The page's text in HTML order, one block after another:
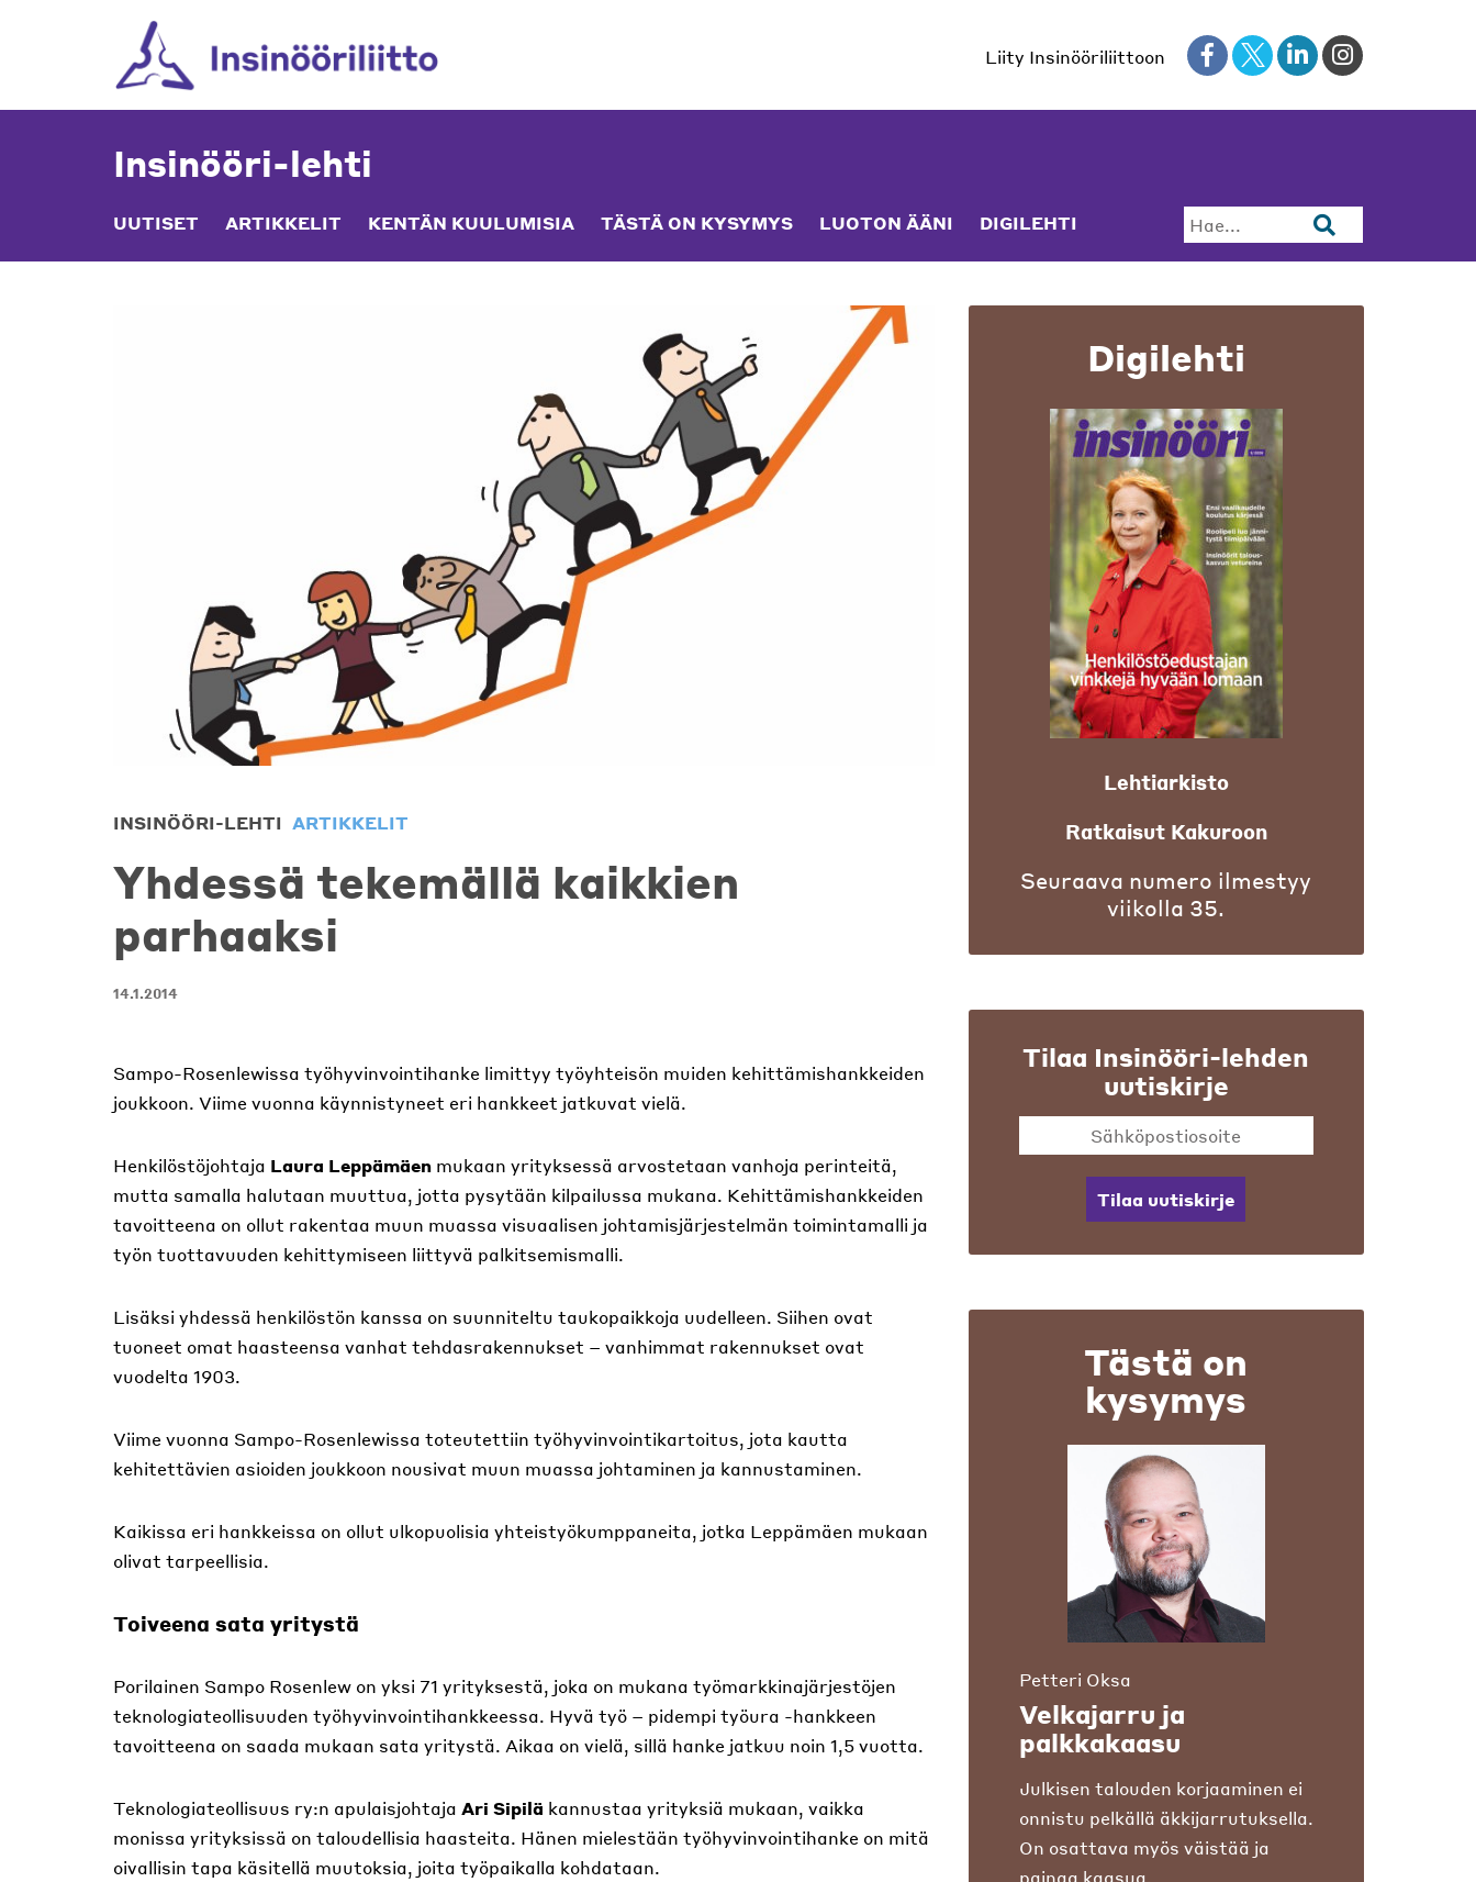
Liity Insinööriliittoon
Insinööri-lehti
UUTISET ARTIKKELIT KENTÄN KUULUMISIA TÄSTÄ ON KYSYMYS LUOTON ÄÄNI DIGILEHTI Hae...
INSINÖÖRI-LEHTI ARTIKKELIT
Yhdessä tekemällä kaikkien
parhaaksi
14.1.2014
Sampo-Rosenlewissa työhyvinvointihanke limittyy työyhteisön muiden kehittämishankkeiden
joukkoon. Viime vuonna käynnistyneet eri hankkeet jatkuvat vielä.
Henkilöstöjohtaja Laura Leppämäen mukaan yrityksessä arvostetaan vanhoja perinteitä,
mutta samalla halutaan muuttua, jotta pysytään kilpailussa mukana. Kehittämishankkeiden
tavoitteena on ollut rakentaa muun muassa visuaalisen johtamisjärjestelmän toimintamalli ja
työn tuottavuuden kehittymiseen liittyvä palkitsemismalli.
Lisäksi yhdessä henkilöstön kanssa on suunniteltu taukopaikkoja uudelleen. Siihen ovat
tuoneet omat haasteensa vanhat tehdasrakennukset – vanhimmat rakennukset ovat
vuodelta 1903.
Viime vuonna Sampo-Rosenlewissa toteutettiin työhyvinvointikartoitus, jota kautta
kehitettävien asioiden joukkoon nousivat muun muassa johtaminen ja kannustaminen.
Kaikissa eri hankkeissa on ollut ulkopuolisia yhteistyökumppaneita, jotka Leppämäen mukaan
olivat tarpeellisia.
Toiveena sata yritystä
Porilainen Sampo Rosenlew on yksi 71 yrityksestä, joka on mukana työmarkkinajärjestöjen
teknologiateollisuuden työhyvinvointihankkeessa. Hyvä työ – pidempi työura -hankkeen
tavoitteena on saada mukaan sata yritystä. Aikaa on vielä, sillä hanke jatkuu noin 1,5 vuotta.
Teknologiateollisuus ry:n apulaisjohtaja Ari Sipilä kannustaa yrityksiä mukaan, vaikka
monissa yrityksissä on taloudellisia haasteita. Hänen mielestään työhyvinvointihanke on mitä
oivallisin tapa käsitellä muutoksia, joita työpaikalla kohdataan.
Digilehti
Lehtiarkisto
Ratkaisut Kakuroon
Seuraava numero ilmestyy
viikolla 35.
Tilaa Insinööri-lehden
uutiskirje
Tilaa uutiskirje
Tästä on
kysymys
Petteri Oksa
Velkajarru ja
palkkakaasu
Julkisen talouden korjaaminen ei
onnistu pelkällä äkkijarrutuksella.
On osattava myös väistää ja
painaa kaasua.